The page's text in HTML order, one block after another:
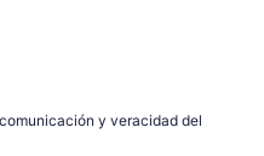
y veracidad del